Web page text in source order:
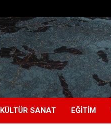
KÜLTÜR SANAT EĞITIM